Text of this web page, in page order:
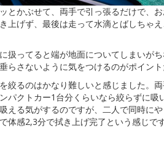
とかぶせて、両手で引っ張るだけで、
上げず、最後は走って水滴とばしちゃ
扱ってると端が地面についてしまいが
らさないように気をつけるのがポイント
絞るのはかなり難しいと感じました。
パクトカー1台分くらいなら絞らずに吸
える気がするのですが、二人で同時に
体感2,3分で拭き上げ完了という感じです